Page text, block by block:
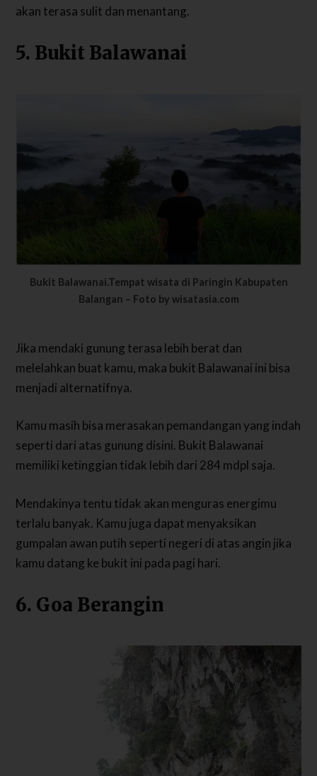
akan terasa sulit dan menantang.
5. Bukit Balawanai
Bukit Balawanai.Tempat wisata di Paringin Kabupaten
Balangan – Foto by wisatasia.com
Jika mendaki gunung terasa lebih berat dan
melelahkan buat kamu, maka bukit Balawanai ini bisa
menjadi alternatifnya.
Kamu masih bisa merasakan pemandangan yang indah
seperti dari atas gunung disini. Bukit Balawanai
memiliki ketinggian tidak lebih dari 284 mdpl saja.
Mendakinya tentu tidak akan menguras energimu
terlalu banyak. Kamu juga dapat menyaksikan
gumpalan awan putih seperti negeri di atas angin jika
kamu datang ke bukit ini pada pagi hari.
6. Goa Berangin